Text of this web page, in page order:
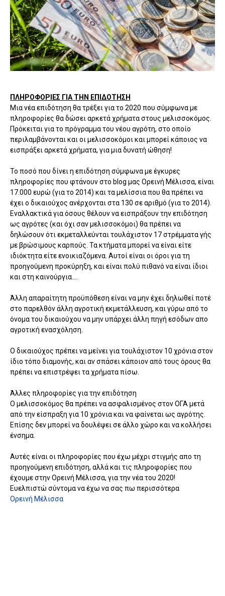
ΠΛΗΡΟΦΟΡΙΕΣ ΓΙΑ ΤΗΝ ΕΠΙΔΟΤΗΣΗ
Μια νέα επιδότηση θα τρέξει για το 2020 που σύμφωνα με
πληροφορίες θα δώσει αρκετά χρήματα στους μελισσοκόμος.
Πρόκειται για το πρόγραμμα του νέου αγρότη, στο οποίο
περιλαμβάνονται και οι μελισσοκόμοι και μπορεί κάποιος να
εισπράξει αρκετά χρήματα, για μια δυνατή ώθηση!
Το ποσό που δίνει η επιδότηση σύμφωνα με έγκυρες
πληροφορίες που φτάνουν στο blog μας Ορεινή Μέλισσα, είναι
17.000 ευρώ (για το 2014) και τα μελίσσια που θα πρέπει να
έχει ο δικαιούχος ανέρχονται στα 130 σε αριθμό (για το 2014).
Εναλλακτικά για όσους θέλουν να εισπράξουν την επιδότηση
ως αγρότες (και όχι σαν μελισσοκόμοι) θα πρέπει να
δηλώσουν ότι εκμεταλλεύνται τουλάχιστον 17 στρέμματα γής
με βρώσιμους καρπούς. Τα κτήματα μπορεί να είναι είτε
ιδιόκτητα είτε ενοικιαζόμενα. Αυτοί είναι οι όροι για τη
προηγούμενη προκύρηξη, και είναι πολύ πιθανό να είναι ίδιοι
και στη καινούργια....
Άλλη απαραίτητη προϋπόθεση είναι να μην έχει δηλωθεί ποτέ
στο παρελθόν άλλη αγροτική εκμετάλλευση, και γύρω από το
όνομα του δικαιούχου να μην υπάρχει άλλη πηγή εσόδων απο
αγροτική ενασχόληση.
Ο δικαιούχος πρέπει να μείνει για τουλάχιστον 10 χρόνια στον
ίδιο τόπο διαμονής, και αν σπάσει κάποιον από τους όρους θα
πρέπει να επιστρέψει τα χρήματα πίσω.
Άλλες πληροφορίες για την επιδότηση
Ο μελισσοκόμος θα πρέπει να ασφαλισμένος στον ΟΓΑ μετά
από την είσπραξη για 10 χρόνια και να φαίνεται ως αγρότης.
Επίσης δεν μπορεί να δουλέψει σε άλλο χώρο και να κολλήσει
ένσημα.
Αυτές είναι οι πληροφορίες που έχω μέχρι στιγμής απο τη
προηγούμενη επιδότηση, αλλά και τις πληροφορίες που
έχουμε στην Ορεινή Μέλισσα, για την νέα του 2020!
Ευελπιστώ σύντομα να έχω να σας πω περισσότερα
Ορεινή Μέλισσα